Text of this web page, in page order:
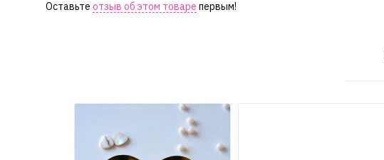
Оставьте отзыв об этом товаре первым!